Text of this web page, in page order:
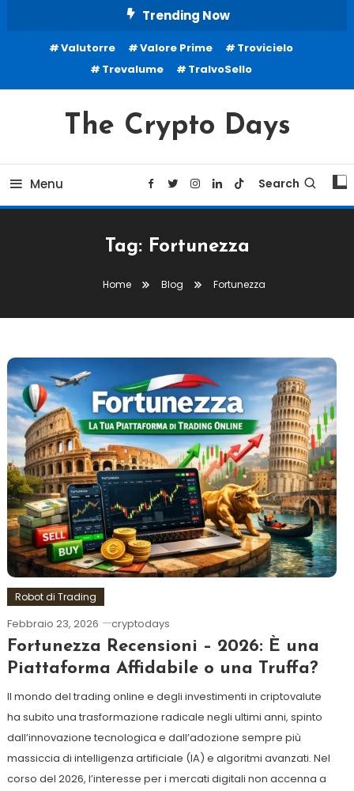
Trending Now
Valutorre Valore Prime
Trovicielo
Trevalume
TralvoSello
The Crypto Days
Menu Search
Tag: Fortunezza
Home Blog Fortunezza
Robot di Trading
Febbraio 23, 2026 cryptodays
Fortunezza Recensioni – 2026: È una
Piattaforma Affidabile o una Truffa?
Il mondo del trading online e degli investimenti in criptovalute
ha subito una trasformazione radicale negli ultimi anni, spinto
dall’innovazione tecnologica e dall’adozione sempre più
massiccia di intelligenza artificiale (IA) e algoritmi avanzati. Nel
corso del 2026, l’interesse per i mercati digitali non accenna a